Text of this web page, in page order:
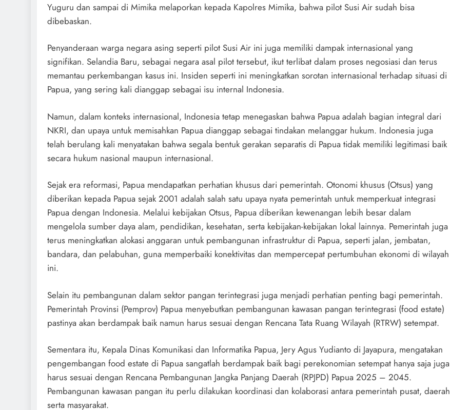
Yuguru dan sampai di Mimika melaporkan kepada Kapolres Mimika, bahwa pilot Susi Air sudah bisa
dibebaskan.
Penyanderaan warga negara asing seperti pilot Susi Air ini juga memiliki dampak internasional yang
signifikan. Selandia Baru, sebagai negara asal pilot tersebut, ikut terlibat dalam proses negosiasi dan terus
memantau perkembangan kasus ini. Insiden seperti ini meningkatkan sorotan internasional terhadap situasi di
Papua, yang sering kali dianggap sebagai isu internal Indonesia.
Namun, dalam konteks internasional, Indonesia tetap menegaskan bahwa Papua adalah bagian integral dari
NKRI, dan upaya untuk memisahkan Papua dianggap sebagai tindakan melanggar hukum. Indonesia juga
telah berulang kali menyatakan bahwa segala bentuk gerakan separatis di Papua tidak memiliki legitimasi baik
secara hukum nasional maupun internasional.
Sejak era reformasi, Papua mendapatkan perhatian khusus dari pemerintah. Otonomi khusus (Otsus) yang
diberikan kepada Papua sejak 2001 adalah salah satu upaya nyata pemerintah untuk memperkuat integrasi
Papua dengan Indonesia. Melalui kebijakan Otsus, Papua diberikan kewenangan lebih besar dalam
mengelola sumber daya alam, pendidikan, kesehatan, serta kebijakan-kebijakan lokal lainnya. Pemerintah juga
terus meningkatkan alokasi anggaran untuk pembangunan infrastruktur di Papua, seperti jalan, jembatan,
bandara, dan pelabuhan, guna memperbaiki konektivitas dan mempercepat pertumbuhan ekonomi di wilayah
ini.
Selain itu pembangunan dalam sektor pangan terintegrasi juga menjadi perhatian penting bagi pemerintah.
Pemerintah Provinsi (Pemprov) Papua menyebutkan pembangunan kawasan pangan terintegrasi (food estate)
pastinya akan berdampak baik namun harus sesuai dengan Rencana Tata Ruang Wilayah (RTRW) setempat.
Sementara itu, Kepala Dinas Komunikasi dan Informatika Papua, Jery Agus Yudianto di Jayapura, mengatakan
pengembangan food estate di Papua sangatlah berdampak baik bagi perekonomian setempat hanya saja juga
harus sesuai dengan Rencana Pembangunan Jangka Panjang Daerah (RPJPD) Papua 2025 – 2045.
Pembangunan kawasan pangan itu perlu dilakukan koordinasi dan kolaborasi antara pemerintah pusat, daerah
serta masyarakat.